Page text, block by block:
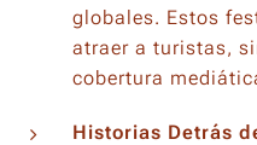
globales. Estos
atraer a turistas,
cobertura
Historias Detrás